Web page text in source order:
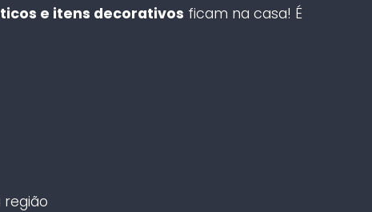
e itens decorativos ficam na casa! É
região